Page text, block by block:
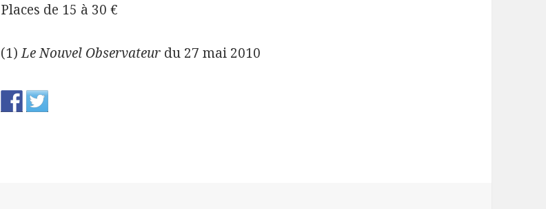
Places de 15 à 30 €
(1)Le Nouvel Observateur du 27 mai 2010